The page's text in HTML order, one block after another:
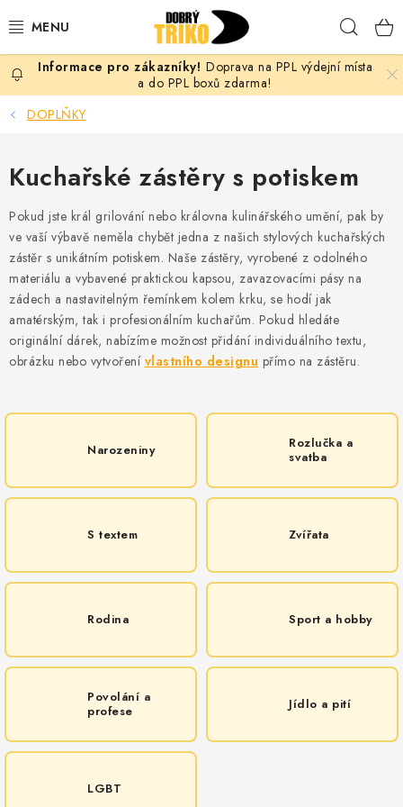
na
PRO ŽENY
PRO MUŽE
PRO DĚTI
DOPLŇKY
PRO PÁRY
VLASTNÍ MOTIV
TRIČKA
OKAMŽITĚ K ODBĚRU
B2B
Časté otázky
Obchodní podmínky
Zásady zpracování ochrany osobních údajů
Napište nám
Doprava na PPL výdejní místa
a do PPL boxů zdarma!
DOPLŇKY
Kuchařské zástěry s potiskem
Pokud jste král grilování nebo královna kulinářského umění, pak by
ve vaší výbavě neměla chybět jedna z našich stylových kuchařských
zástěr s unikátním potiskem. Naše zástěry, vyrobené z odolného
materiálu a vybavené praktickou kapsou, zavazovacími pásy na
zádech a nastavitelným řemínkem kolem krku, se hodí jak
amatérským, tak i profesionálním kuchařům. Pokud hledáte
originální dárek, nabízíme možnost přidání individuálního textu,
obrázku nebo vytvoření vlastního designu přímo na zástěru.
Narozeniny
Rozlučka a
svatba
S textem Zvířata
Rodina Sport a hobby
Povolání a
profese
Jídlo a pití
LGBT